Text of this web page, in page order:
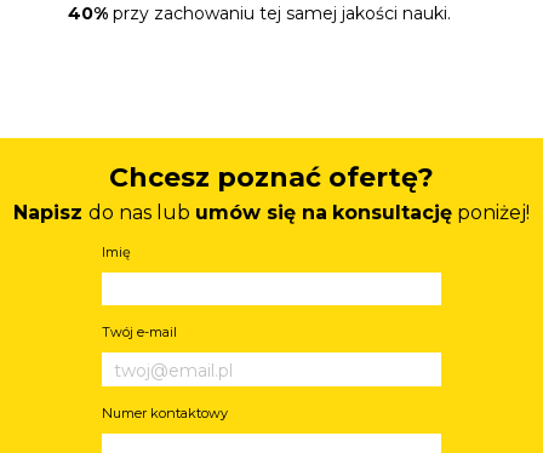
Chcesz poznać ofertę?
Napisz do nas lub umów się na konsultację poniżej!
Imię
Twój e-mail
Numer kontaktowy
40% przy zachowaniu tej samej jakości nauki.